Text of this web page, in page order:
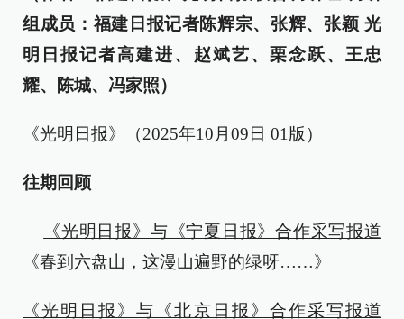
组成员：福建日报记者陈辉宗、张辉、张颖 光
明日报记者高建进、赵斌艺、栗念跃、王忠
耀、陈城、冯家照）
《光明日报》（2025年10月09日 01版）
往期回顾
《光明日报》与《宁夏日报》合作采写报道
《春到六盘山，这漫山遍野的绿呀……》
《光明日报》与《北京日报》合作采写报道